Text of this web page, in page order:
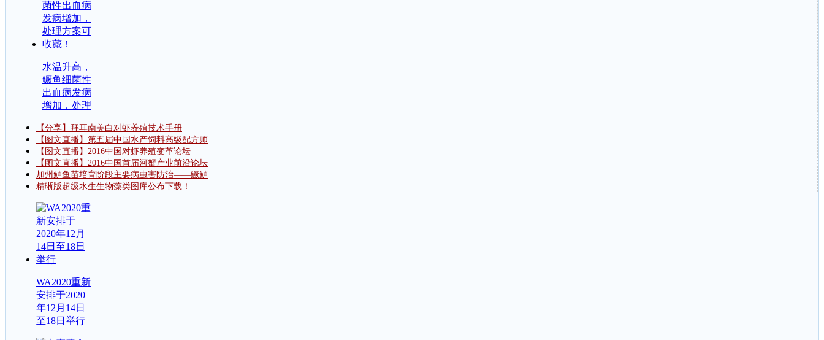
水温升高，
鳜鱼细菌性
出血病发病
增加，处理
【分享】拜耳南美白对虾养殖技术手册
【图文直播】第五届中国水产饲料高级配方师
【图文直播】2016中国对虾养殖变革论坛——
【图文直播】2016中国首届河蟹产业前沿论坛
加州鲈鱼苗培育阶段主要病虫害防治——鳜鲈
精晰版超级水生生物藻类图库公布下载！
WA2020重新
安排于2020
年12月14日
至18日举行